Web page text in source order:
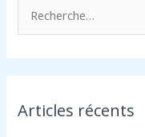
e
Articles récents